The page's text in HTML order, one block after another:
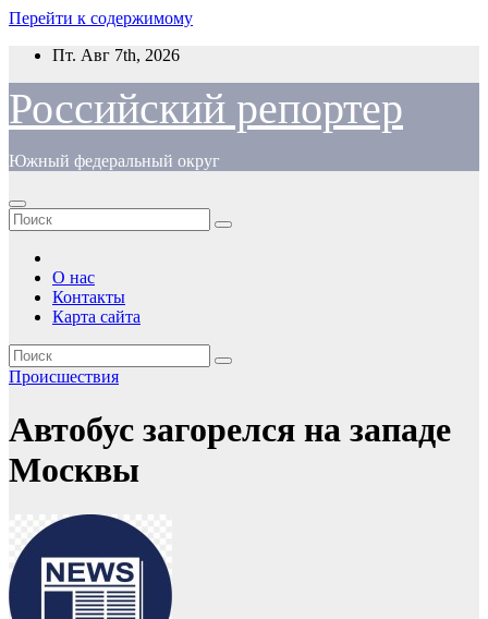
Перейти к содержимому
Пт. Авг 7th, 2026
Российский репортер
Южный федеральный округ
О нас
Контакты
Карта сайта
Происшествия
Автобус загорелся на западе
Москвы